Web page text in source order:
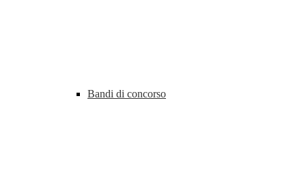
Bandi di concorso